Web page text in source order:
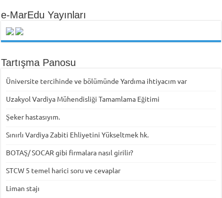
e-MarEdu Yayınları
Tartışma Panosu
Üniversite tercihinde ve bölümünde Yardıma ihtiyacım var
Uzakyol Vardiya Mühendisliği Tamamlama Eğitimi
Şeker hastasıyım.
Sınırlı Vardiya Zabiti Ehliyetini Yükseltmek hk.
BOTAŞ/ SOCAR gibi firmalara nasıl girilir?
STCW 5 temel harici soru ve cevaplar
Liman stajı